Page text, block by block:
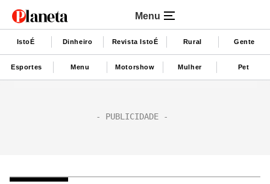
Menu
IstoÉ Dinheiro Revista IstoÉ Rural Gente
Esportes Menu Motorshow Mulher Pet